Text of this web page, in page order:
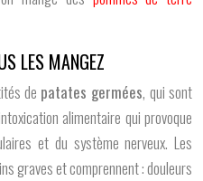
LES MANGEZ
de patates germées, qui sont
alimentaire qui provoque
et du système nerveux. Les
graves et comprennent : douleurs